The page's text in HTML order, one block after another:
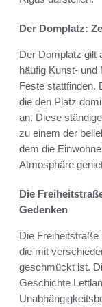
Der Domplatz:
Der Domplatz gilt
häufig Kunst- und
Feste stattfinden.
die den Platz
an. Diese
zu einem der
dem die
Atmosphäre
Die
Gedenken
Die Freiheitstraße
die mit
geschmückt ist.
Geschichte